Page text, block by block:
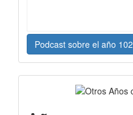
Podcast sobre el año